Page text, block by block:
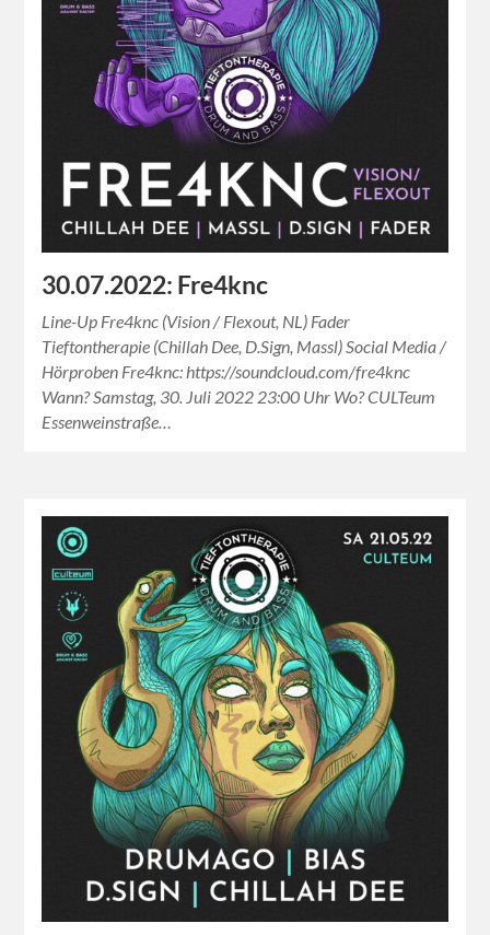
30.07.2022: Fre4knc
Line-Up Fre4knc (Vision / Flexout, NL) Fader
Tieftontherapie (Chillah Dee, D.Sign, Massl) Social Media /
Hörproben Fre4knc: https://soundcloud.com/fre4knc
Wann? Samstag, 30. Juli 2022 23:00 Uhr Wo? CULTeum
Essenweinstraße…